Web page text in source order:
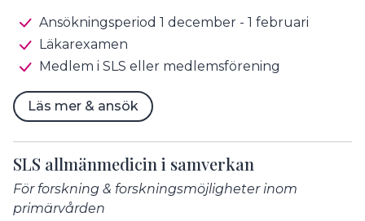
Ansökningsperiod 1 december - 1 februari
Läkarexamen
Medlem i SLS eller medlemsförening
Läs mer & ansök
SLS allmänmedicin i samverkan
För forskning & forskningsmöjligheter inom
primärvården